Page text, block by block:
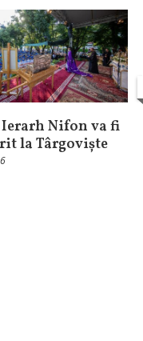
Nifon va fi
la Târgoviște